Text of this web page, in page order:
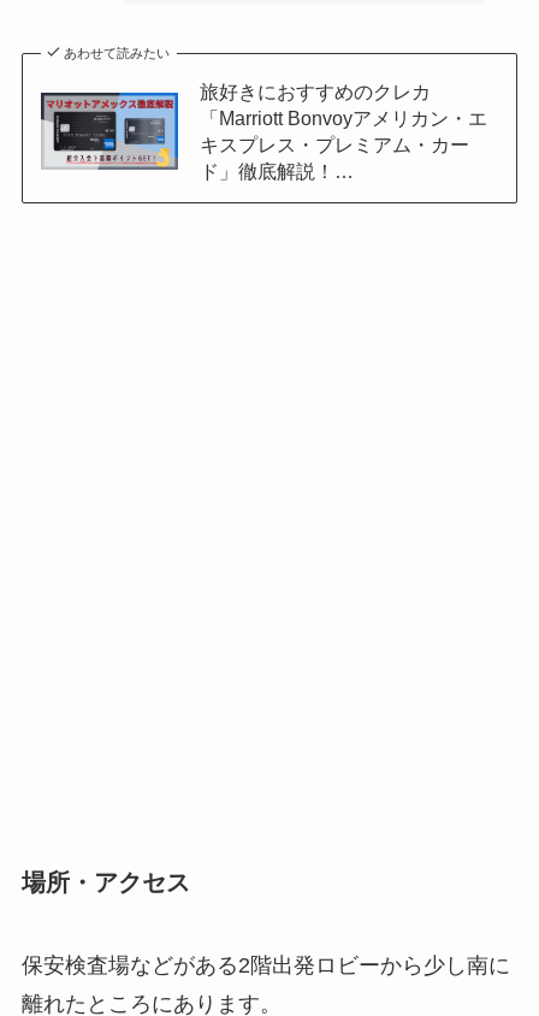
あわせて読みたい
旅好きにおすすめのクレカ
「Marriott Bonvoyアメリカン・エ
キスプレス・プレミアム・カー
ド」徹底解説！…
場所・アクセス
保安検査場などがある2階出発ロビーから少し南に
離れたところにあります。